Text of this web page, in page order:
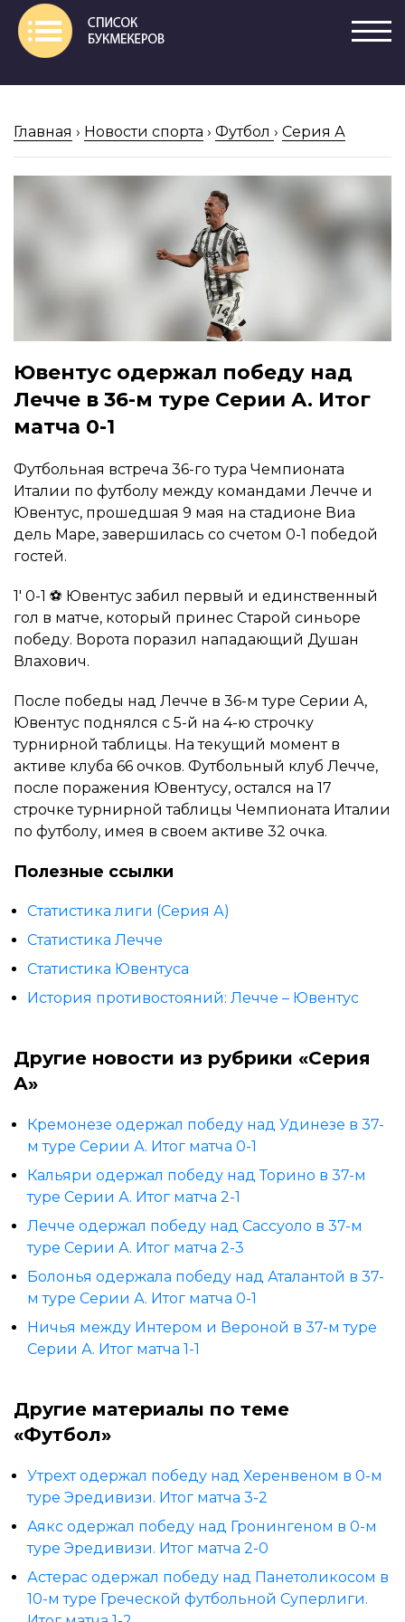
Главная › Новости спорта › Футбол › Серия А
Ювентус одержал победу над
Лечче в 36-м туре Серии А. Итог
матча 0-1
Футбольная встреча 36-го тура Чемпионата
Италии по футболу между командами Лечче и
Ювентус, прошедшая 9 мая на стадионе Виа
дель Маре, завершилась со счетом 0-1 победой
гостей.
1′ 0-1 ⚽ Ювентус забил первый и единственный
гол в матче, который принес Старой синьоре
победу. Ворота поразил нападающий Душан
Влахович.
После победы над Лечче в 36-м туре Серии А,
Ювентус поднялся с 5-й на 4-ю строчку
турнирной таблицы. На текущий момент в
активе клуба 66 очков. Футбольный клуб Лечче,
после поражения Ювентусу, остался на 17
строчке турнирной таблицы Чемпионата Италии
по футболу, имея в своем активе 32 очка.
Полезные ссылки
Статистика лиги (Серия А)
Статистика Лечче
Статистика Ювентуса
История противостояний: Лечче – Ювентус
Другие новости из рубрики «Серия
А»
Кремонезе одержал победу над Удинезе в 37-
м туре Серии А. Итог матча 0-1
Кальяри одержал победу над Торино в 37-м
туре Серии А. Итог матча 2-1
Лечче одержал победу над Сассуоло в 37-м
туре Серии А. Итог матча 2-3
Болонья одержала победу над Аталантой в 37-
м туре Серии А. Итог матча 0-1
Ничья между Интером и Вероной в 37-м туре
Серии А. Итог матча 1-1
Другие материалы по теме
«Футбол»
Утрехт одержал победу над Херенвеном в 0-м
туре Эредивизи. Итог матча 3-2
Аякс одержал победу над Гронингеном в 0-м
туре Эредивизи. Итог матча 2-0
Астерас одержал победу над Панетоликосом в
10-м туре Греческой футбольной Суперлиги.